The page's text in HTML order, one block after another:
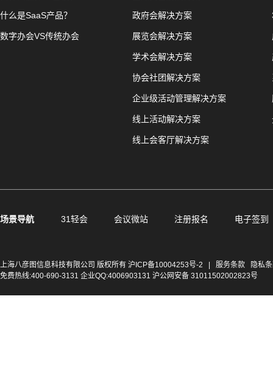
什么是SaaS产品？
数字办会VS传统办会
政府会解决方案
展览会解决方案
学术会解决方案
协会社团解决方案
企业级活动管理解决方案
线上活动解决方案
线上会客厅解决方案
场景导航 31轻会 会议微站 注册报名 电子签到
上海八彦图信息科技有限公司 版权所有 沪ICP备10004253号-2 服务条款
隐私
免费热线:400-690-3131 企业QQ:4006903131 沪公网安备 31011502002823号